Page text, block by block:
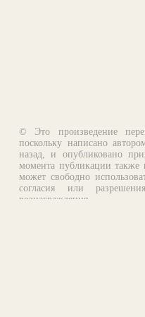
© Это произведение
поскольку написано
назад, и опубликовано
момента публикации также
может свободно
согласия или
вознаграждения.